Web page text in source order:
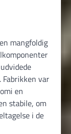
mangfoldig
var
en
stabile, om
i de